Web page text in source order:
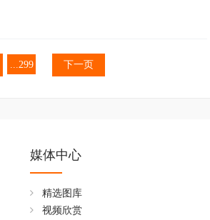
...299 下一页
媒体中心
精选图库
视频欣赏